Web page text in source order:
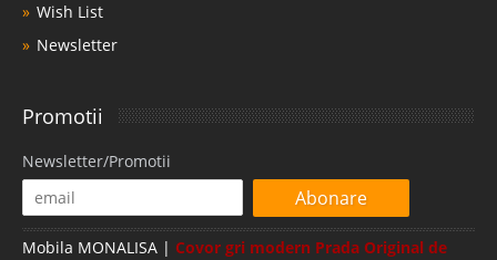
Wish List
Newsletter
Promotii
Newsletter/Promotii
Abonare
Mobila MONALISA | Covor gri modern Prada Original de